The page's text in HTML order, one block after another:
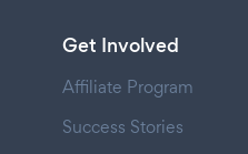
Get Involved
Affiliate Program
Success Stories